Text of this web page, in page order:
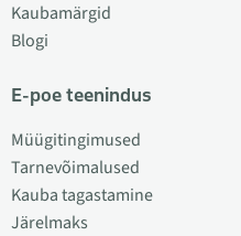
Kaubamärgid
Blogi
E-poe teenindus
Müügitingimused
Tarnevõimalused
Kauba tagastamine
Järelmaks